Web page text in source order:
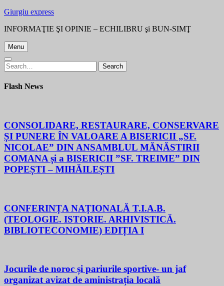
Giurgiu express
INFORMAŢIE ŞI OPINIE – ECHILIBRU şi BUN-SIMŢ
Menu
Search
for:
Search
Flash News
CONSOLIDARE, RESTAURARE, CONSERVARE
ȘI PUNERE ÎN VALOARE A BISERICII „SF.
NICOLAE” DIN ANSAMBLUL MĂNĂSTIRII
COMANA și a BISERICII ”SF. TREIME” DIN
POPEȘTI – MIHĂILEȘTI
CONFERINȚA NAȚIONALĂ T.I.A.B.
(TEOLOGIE. ISTORIE. ARHIVISTICĂ.
BIBLIOTECONOMIE) EDIȚIA I
Jocurile de noroc și pariurile sportive- un jaf
organizat avizat de aministrația locală